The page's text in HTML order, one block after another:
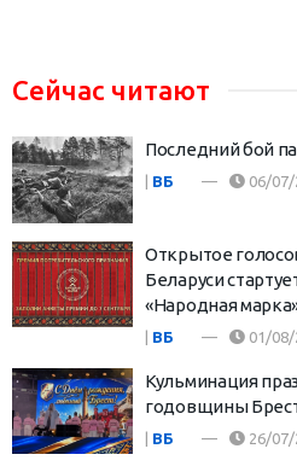
Сейчас читают
Последний бой
ВБ 06/07/
Открытое
Беларуси
«Народная
| ВБ 01/08/
Кульминация
годовщины
| ВБ 26/07/